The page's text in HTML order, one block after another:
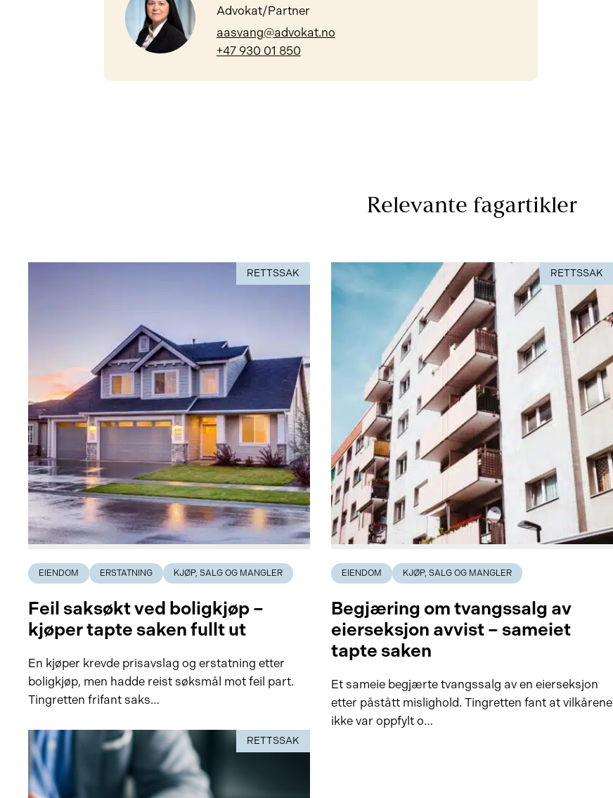
Advokat/Partner
aasvang@advokat.no
+47 930 01 850
Relevante fagartikler
RETTSSAK
EIENDOM ERSTATNING KJØP, SALG OG MANGLER
Feil saksøkt ved boligkjøp –
kjøper tapte saken fullt ut
En kjøper krevde prisavslag og erstatning etter
boligkjøp, men hadde reist søksmål mot feil part.
Tingretten frifant saks…
RETTSSAK
EIENDOM KJØP, SALG OG MANGLER
Begjæring om tvangssalg av
eierseksjon avvist – sameiet
tapte saken
Et sameie begjærte tvangssalg av en eierseksjon
etter påstått mislighold. Tingretten fant at vilkårene
ikke var oppfylt o…
RETTSSAK